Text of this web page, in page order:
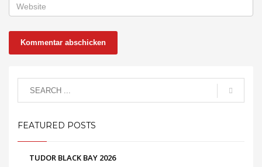
FEATURED POSTS
TUDOR BLACK BAY 2026